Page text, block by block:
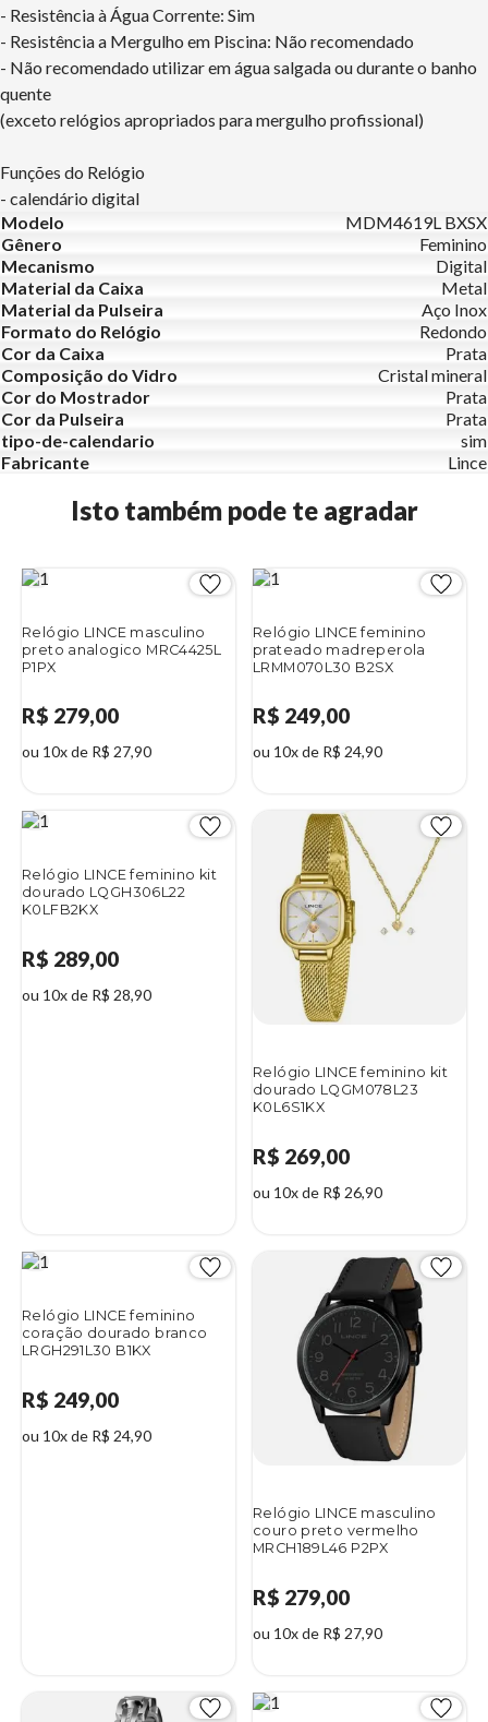
- Resistência à Água Corrente: Sim
- Resistência a Mergulho em Piscina: Não recomendado
- Não recomendado utilizar em água salgada ou durante o banho
quente
(exceto relógios apropriados para mergulho profissional)
Funções do Relógio
- calendário digital
Modelo
MDM4619L BXSX
Gênero
Feminino
Mecanismo
Digital
Material da Caixa
Metal
Material da Pulseira
Aço Inox
Formato do Relógio
Redondo
Cor da Caixa
Prata
Composição do Vidro
Cristal mineral
Cor do Mostrador
Prata
Cor da Pulseira
Prata
tipo-de-calendario
sim
Fabricante
Lince
Isto também pode te agradar
Relógio LINCE masculino
preto analogico MRC4425L
P1PX
R$ 279,00
ou 10x de R$ 27,90
Relógio LINCE feminino
prateado madreperola
LRMM070L30 B2SX
R$ 249,00
ou 10x de R$ 24,90
Relógio LINCE feminino kit
dourado LQGH306L22
K0LFB2KX
R$ 289,00
ou 10x de R$ 28,90
Relógio LINCE feminino kit
dourado LQGM078L23
K0L6S1KX
R$ 269,00
ou 10x de R$ 26,90
Relógio LINCE feminino
coração dourado branco
LRGH291L30 B1KX
R$ 249,00
ou 10x de R$ 24,90
Relógio LINCE masculino
couro preto vermelho
MRCH189L46 P2PX
R$ 279,00
ou 10x de R$ 27,90